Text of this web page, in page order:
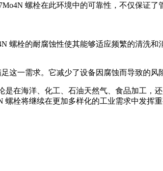
螺栓在此环境中的可靠性，不仅保证
螺栓的耐腐蚀性使其能够适应频繁的清洗和
这一需求。它减少了设备因腐蚀而导致的风
在海洋、化工、石油天然气、食品加工，
栓将继续在更加多样化的工业需求中发挥重